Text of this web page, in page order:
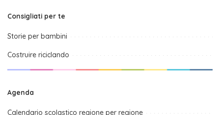
Consigliati per te
Storie per bambini
Costruire riciclando
Agenda
Calendario scolastico regione per regione